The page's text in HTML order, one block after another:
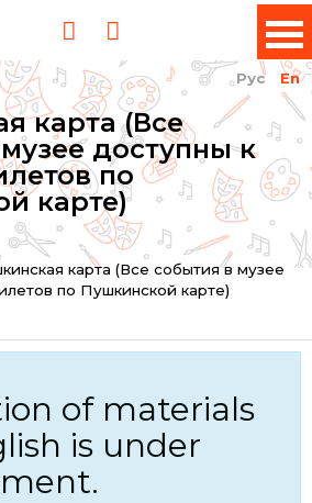
Рус En
карта (Все
доступны к
по
карте)
карта (Все события в музее
по Пушкинской карте)
of materials
is under